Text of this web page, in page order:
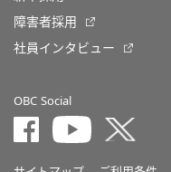
障害者採用
社員インタビュー
OBC Social